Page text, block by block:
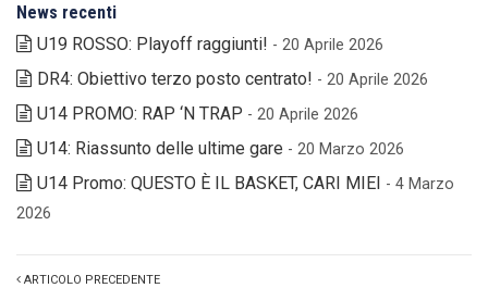
News recenti
U19 ROSSO: Playoff raggiunti! - 20 Aprile 2026
DR4: Obiettivo terzo posto centrato! - 20 Aprile 2026
U14 PROMO: RAP ‘N TRAP - 20 Aprile 2026
U14: Riassunto delle ultime gare - 20 Marzo 2026
U14 Promo: QUESTO È IL BASKET, CARI MIEI - 4 Marzo
2026
ARTICOLO PRECEDENTE